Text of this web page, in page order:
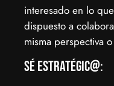
interesado en lo
dispuesto a
misma perspectiva
Sé estratégic@: